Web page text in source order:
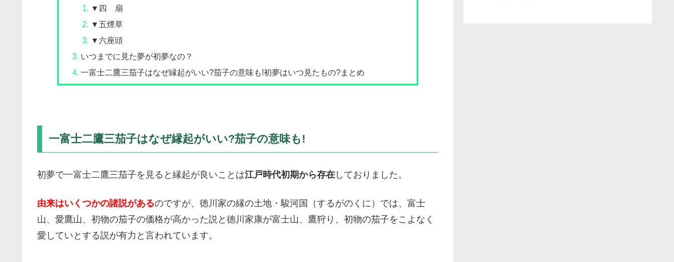
▼四 扇
▼五煙草
▼六座頭
いつまでに見た夢が初夢なの？
一富士二鷹三茄子はなぜ縁起がいい?茄子の意味も!初夢はいつ見たもの?まとめ
一富士二鷹三茄子はなぜ縁起がいい?茄子の意味も!
初夢で一富士二鷹三茄子を見ると縁起が良いことは江戸時代初期から存在 しておりました。
由来はいくつかの諸説があるのですが、徳川家の縁の土地・駿河国（するがのくに）では、富士
山、愛鷹山、初物の茄子の価格が高かった説と徳川家康が富士山、鷹狩り、初物の茄子をこよなく
愛していとする説が有力と言われています。